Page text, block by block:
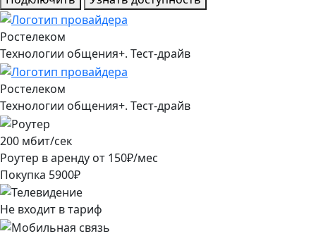
Ростелеком
Технологии общения+. Тест-драйв
Ростелеком
Технологии общения+. Тест-драйв
200 мбит/сек
Роутер в аренду от 150₽/мес
Покупка 5900₽
Не входит в тариф